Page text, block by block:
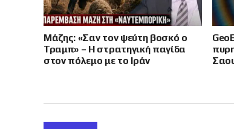
Μάζης: «Σαν τον ψεύτη βοσκό ο
Τραμπ» – Η στρατηγική παγίδα
στον πόλεμο με το Ιράν